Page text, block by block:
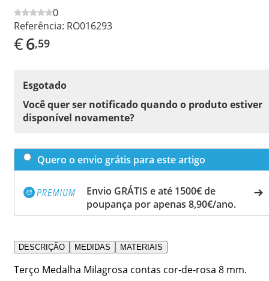
0
Referência: RO016293
€6,59
Esgotado
Você quer ser notificado quando o produto estiver
disponível novamente?
Quero o envio grátis para este artigo
Envio GRÁTIS e até 1500€ de
poupança por apenas 8,90€/ano.
DESCRIÇÃO MEDIDAS MATERIAIS
Terço Medalha Milagrosa contas cor-de-rosa 8 mm.